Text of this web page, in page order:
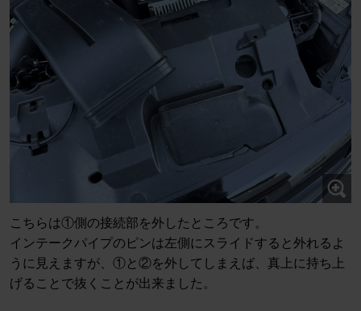
こちらは①側の接続部を外したところです。
インテークパイプのピンは左側にスライドすると外れるよ
うに見えますが、①と②を外してしまえば、真上に持ち上
げることで抜くことが出来ました。